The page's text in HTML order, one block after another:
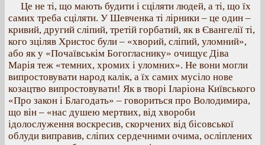
Це не ті, що мають будити і сціляти людей, а ті, що їх
самих треба сціляти. У Шевченка ті лірники – це один –
кривий, другий сліпий, третій горбатий, як в Євангелії ті,
кого зціляв Христос були – «хворий, сліпий, уломний»,
або як у «Почаївськім Богогласнику» очищує Діва
Марія теж «темних, хромих і уломних». Не вони могли
випростовувати народ калік, а їх самих мусіло нове
козацтво випростовувати! Як в творі Іларіона Київського
«Про закон і Благодать» – говориться про Володимира,
що він – «нас душею мертвих, від хвороби
ідолослуження воскресив, скорчених від бісовської
облуди виправив, сліпих сердечними очима, осліплених